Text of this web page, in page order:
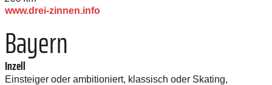
www.drei-zinnen.info
Bayern
Inzell
Einsteiger oder ambitioniert, klassisch oder Skating,